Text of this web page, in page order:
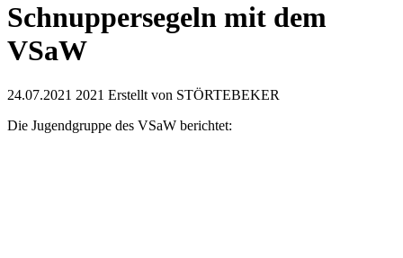
Schnuppersegeln mit dem
VSaW
24.07.2021 2021 Erstellt von STÖRTEBEKER
Die Jugendgruppe des VSaW berichtet: